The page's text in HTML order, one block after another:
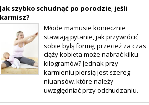
Jak szybko schudnąć po porodzie, jeśli
karmisz?
Młode mamusie koniecznie
stawiają pytanie, jak przywrócić
sobie byłą formę, przecież za czas
ciąży kobieta może nabrać kilku
kilogramów? Jednak przy
karmieniu piersią jest szereg
niuansów, które należy
uwzględniać przy odchudzaniu.